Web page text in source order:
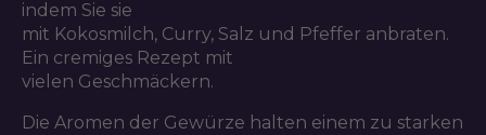
indem Sie sie
mit Kokosmilch, Curry, Salz und Pfeffer anbraten.
Ein cremiges Rezept mit
vielen Geschmäckern.
Die Aromen der Gewürze halten einem zu starken